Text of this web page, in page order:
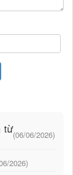
từ(06/06/2026)
2026)